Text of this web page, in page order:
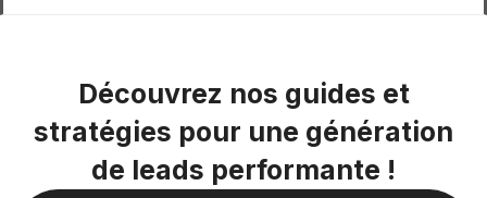
Découvrez nos guides et
stratégies pour une génération
de leads performante !